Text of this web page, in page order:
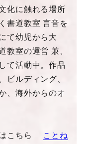
化に触れる場所
書道教室 言音を
て幼児から大
教室の運営 兼、
て活動中。作品
ビルディング、
、海外からのオ
はこちら
ことね